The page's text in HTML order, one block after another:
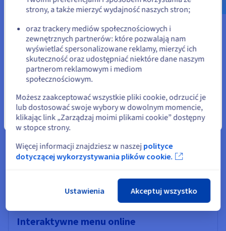
marketingowe dla Twojej restauracji, oferujące różne modele
i funkcje, które pozwalają wzbogacić doświadczenie klienta i
zoptymalizować codzienne zarządzanie. Wybierając u
OVHcloud hosting i domenę, automatycznie korzystasz z
zaawansowanych technologii bezpieczeństwa DNSSEC i SSL.
Są one zawarte w ofercie, aby zapewnić bezpieczeństwo i
wiarygodność Twojej obecności w sieci od samego początku.
Kompleksowe podejście do kwestii bezpieczeństwa nie tylko
chroni Twoją stronę i jej użytkowników, ale także poprawia
wizerunek marki i zaufanie odwiedzających – kluczowe
elementy sukcesu Twojego projektu online.
Zoptymalizuj interakcje z
klientami
Interaktywne menu online
lub
Pozostań na bieżącej stronie
Wybierz inną stronę
Zamknij
strony, a także mierzyć wydajność naszych stron;
oraz trackery mediów społecznościowych i
zewnętrznych partnerów: które pozwalają nam
wyświetlać spersonalizowane reklamy, mierzyć ich
skuteczność oraz udostępniać niektóre dane naszym
partnerom reklamowym i mediom
społecznościowym.
Możesz zaakceptować wszystkie pliki cookie, odrzucić je
lub dostosować swoje wybory w dowolnym momencie,
klikając link „Zarządzaj moimi plikami cookie” dostępny
w stopce strony.
Więcej informacji znajdziesz w naszej polityce
dotyczącej wykorzystywania plików cookie.
Ustawienia Akceptuj wszystko